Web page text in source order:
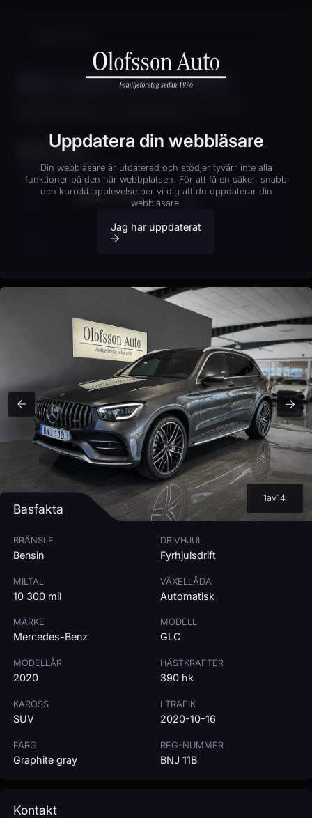
Uppdatera din webbläsare
Din webbläsare är utdaterad och stödjer tyvärr inte alla
funktioner på den här webbplatsen. För att få en säker, snabb
och korrekt upplevelse ber vi dig att du uppdaterar din
webbläsare.
Jag har uppdaterat
1av14
Mercedes-Benz GLC
519 000
Finansieringskalkylator
KONTANTINSATS 20% ( 103 800
12 mån 24 mån 36 mån
7%
15%
MÅNADSKOSTNAD 5 439 kr/mån
Beräkningen är ungefärlig och baseras på bilens pris, vald kontantinsats,
avbetalningstid och ränta.
BNJ 11B KOPIERA
Boka provkörning
Basfakta
BRÄNSLE
Bensin
DRIVHJUL
Fyrhjulsdrift
MILTAL
10 300 mil
VÄXELLÅDA
Automatisk
MÄRKE
Mercedes-Benz
MODELL
GLC
MODELLÅR
2020
HÄSTKRAFTER
390 hk
KAROSS
SUV
I TRAFIK
2020-10-16
FÄRG
Graphite gray
REG-NUMMER
BNJ 11B
Kontakt